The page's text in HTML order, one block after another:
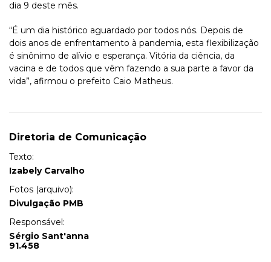
dia 9 deste mês.
“É um dia histórico aguardado por todos nós. Depois de
dois anos de enfrentamento à pandemia, esta flexibilização
é sinônimo de alívio e esperança. Vitória da ciência, da
vacina e de todos que vêm fazendo a sua parte a favor da
vida”, afirmou o prefeito Caio Matheus.
Diretoria de Comunicação
Texto:
Izabely Carvalho
Fotos (arquivo):
Divulgação PMB
Responsável:
Sérgio Sant'anna
91.458